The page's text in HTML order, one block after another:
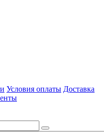
Условия оплаты Доставка